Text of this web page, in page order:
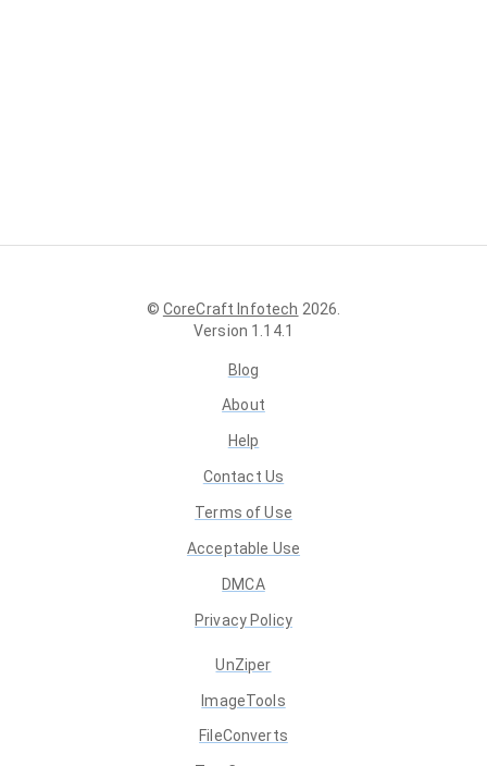
© CoreCraft Infotech 2026
Version 1.14.1
Blog
About
Help
Contact Us
Terms of Use
Acceptable Use
DMCA
Privacy Policy
UnZiper
ImageTools
FileConverts